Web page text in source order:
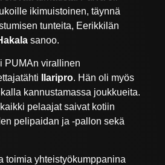
ikimuistoinen, täynnä
tunteita, Eerikkilän
sanoo.
PUMAn virallinen
Ilaripro. Hän oli myös
kannustamassa joukkueita.
pelaajat saivat kotiin
pelipaidan ja -pallon sekä
toimia yhteistyökumppanina